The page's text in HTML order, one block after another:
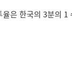
은 한국의 3분의 1